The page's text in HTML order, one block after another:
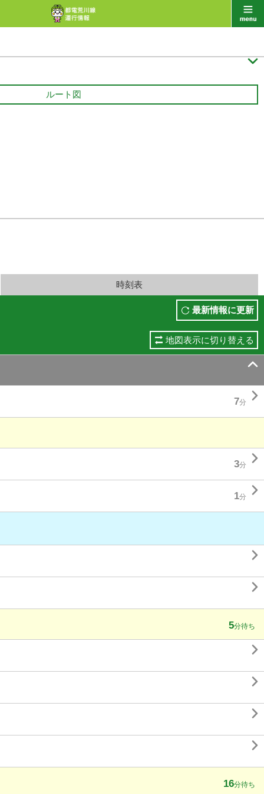

ルート図
時刻表
最新情報に更新
地図表示に切り替える

7分 
3分 
1分 


5分待ち




16分待ち